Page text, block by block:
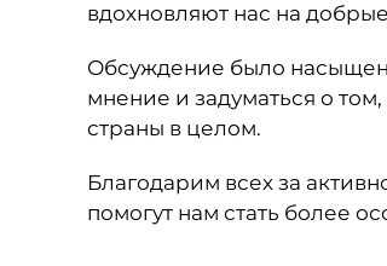
вдохновляют нас на
Обсуждение было
мнение и задуматься о
страны в целом.
Благодарим всех за
помогут нам стать более